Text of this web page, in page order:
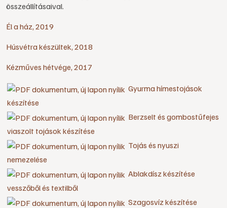
összeállításaival.
Él a ház, 2019
Húsvétra készültek, 2018
Kézműves hétvége, 2017
Gyurma hímestojások
készítése
Berzselt és gombostűfejes
viaszolt tojások készítése
Tojás és nyuszi
nemezelése
Ablakdísz készítése
vesszőből és textilből
Szagosvíz készítése